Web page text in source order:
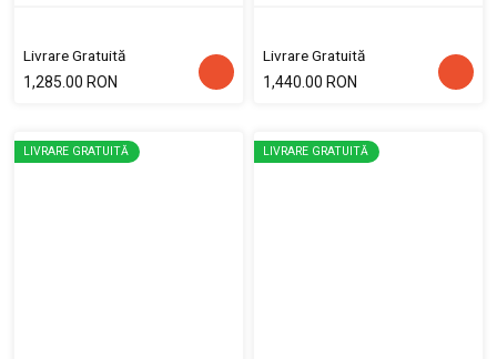
Livrare Gratuită
1,285.00 RON
Livrare Gratuită
1,440.00 RON
LIVRARE GRATUITĂ LIVRARE GRATUITĂ